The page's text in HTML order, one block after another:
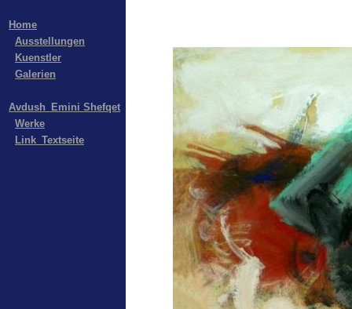
Home
Ausstellungen
Kuenstler
Galerien
Avdush_Emini Shefqet
Werke
Link_Textseite